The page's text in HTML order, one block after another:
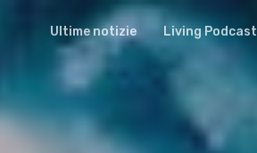
Ultime notizie Living Podcast